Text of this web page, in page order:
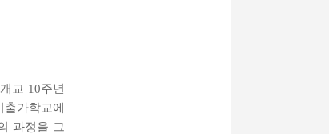
교 10주년
가학교에
과정을 그